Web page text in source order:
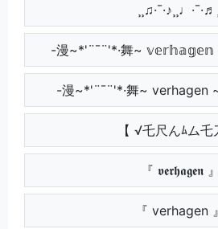
¸¸♫·¯·♪¸¸♩·¯·♬¸¸
-漫~*'¨¯¨'*·舞~ 𝕧𝕖𝕣𝕙𝕒𝕘𝕖𝕟
-漫~*'¨¯¨'*·舞~ verhagen
【 √乇尺んﾑム乇
『 𝖛𝖊𝖗𝖍𝖆𝖌𝖊𝖓 』
『 verhagen 』